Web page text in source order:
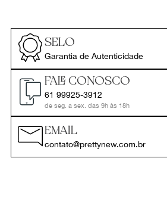
SELO
Garantia de Autenticidade
FALE CONOSCO
61 99925-3912
de seg. a sex. das 9h às 18h
EMAIL
contato@prettynew.com.br